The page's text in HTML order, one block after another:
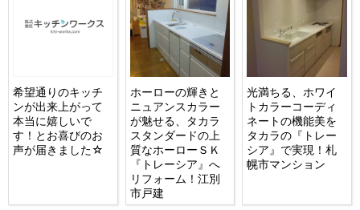
希望通りのキッチ
ンが出来上がって
本当に嬉しいで
す！とお喜びのお
声が届きました☆
ホーローの輝きと
ニュアンスカラー
が魅せる、タカラ
スタンダードの上
質なホーローＳＫ
『トレーシア』へ
リフォーム！江別
市戸建
光満ちる、ホワイ
トカラーコーディ
ネートの機能美を
タカラの『トレー
シア』で実現！札
幌市マンション